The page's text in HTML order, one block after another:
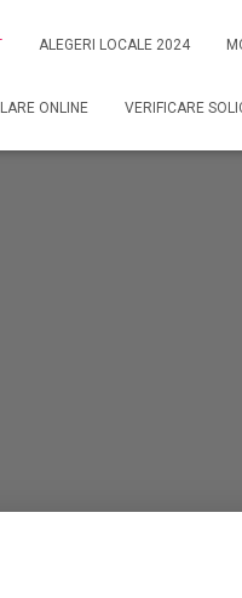
ALEGERI LOCALE 2024
ONLINE VERIFICARE